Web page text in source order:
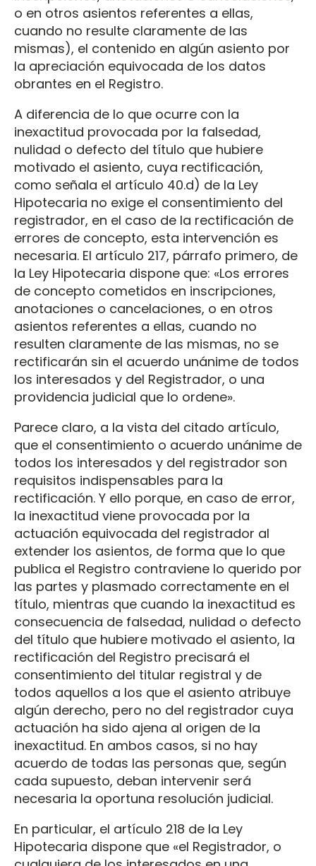
o en otros asientos referentes a ellas,
cuando no resulte claramente de las
mismas), el contenido en algún asiento por
la apreciación equivocada de los datos
obrantes en el Registro.
A diferencia de lo que ocurre con la
inexactitud provocada por la falsedad,
nulidad o defecto del título que hubiere
motivado el asiento, cuya rectificación,
como señala el artículo 40.d) de la Ley
Hipotecaria no exige el consentimiento del
registrador, en el caso de la rectificación de
errores de concepto, esta intervención es
necesaria. El artículo 217, párrafo primero, de
la Ley Hipotecaria dispone que: «Los errores
de concepto cometidos en inscripciones,
anotaciones o cancelaciones, o en otros
asientos referentes a ellas, cuando no
resulten claramente de las mismas, no se
rectificarán sin el acuerdo unánime de todos
los interesados y del Registrador, o una
providencia judicial que lo ordene».
Parece claro, a la vista del citado artículo,
que el consentimiento o acuerdo unánime de
todos los interesados y del registrador son
requisitos indispensables para la
rectificación. Y ello porque, en caso de error,
la inexactitud viene provocada por la
actuación equivocada del registrador al
extender los asientos, de forma que lo que
publica el Registro contraviene lo querido por
las partes y plasmado correctamente en el
título, mientras que cuando la inexactitud es
consecuencia de falsedad, nulidad o defecto
del título que hubiere motivado el asiento, la
rectificación del Registro precisará el
consentimiento del titular registral y de
todos aquellos a los que el asiento atribuye
algún derecho, pero no del registrador cuya
actuación ha sido ajena al origen de la
inexactitud. En ambos casos, si no hay
acuerdo de todas las personas que, según
cada supuesto, deban intervenir será
necesaria la oportuna resolución judicial.
En particular, el artículo 218 de la Ley
Hipotecaria dispone que «el Registrador, o